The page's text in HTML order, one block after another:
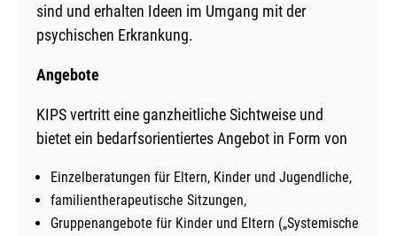
sind und erhalten Ideen im Umgang mit der
psychischen Erkrankung.
Angebote
KIPS vertritt eine ganzheitliche Sichtweise und
bietet ein bedarfsorientiertes Angebot in Form von
Einzelberatungen für Eltern, Kinder und Jugendliche,
familientherapeutische Sitzungen,
Gruppenangebote für Kinder und Eltern („Systemische